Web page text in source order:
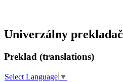
Univerzálny prekladač
Preklad (translations)
Select Language ▼